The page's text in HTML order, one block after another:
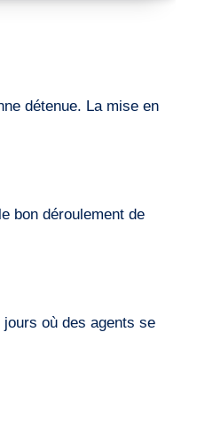
détenue. La mise en
bon déroulement de
où des agents se